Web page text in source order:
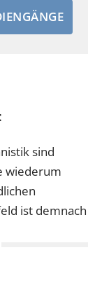
sind
wiederum
ist demnach